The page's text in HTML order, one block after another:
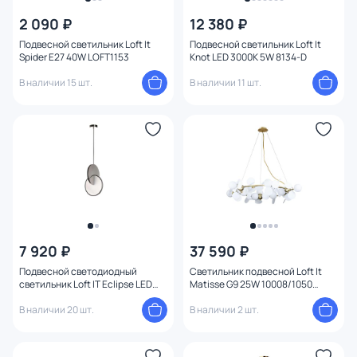
2 090 ₽
Подвесной светильник Loft It
Spider E27 40W LOFT1153
В наличии 15 шт.
12 380 ₽
Подвесной светильник Loft It
Knot LED 3000K 5W 8134-D
В наличии 11 шт.
7 920 ₽
Подвесной светодиодный
светильник Loft IT Eclipse LED
В наличии 20 шт.
37 590 ₽
Светильник подвесной Loft It
Matisse G9 25W 10008/1050
В наличии 2 шт.
Вид лампы
Цоколь
Тип помещения
Назначение
Вид рассеивателя
Форма плафона